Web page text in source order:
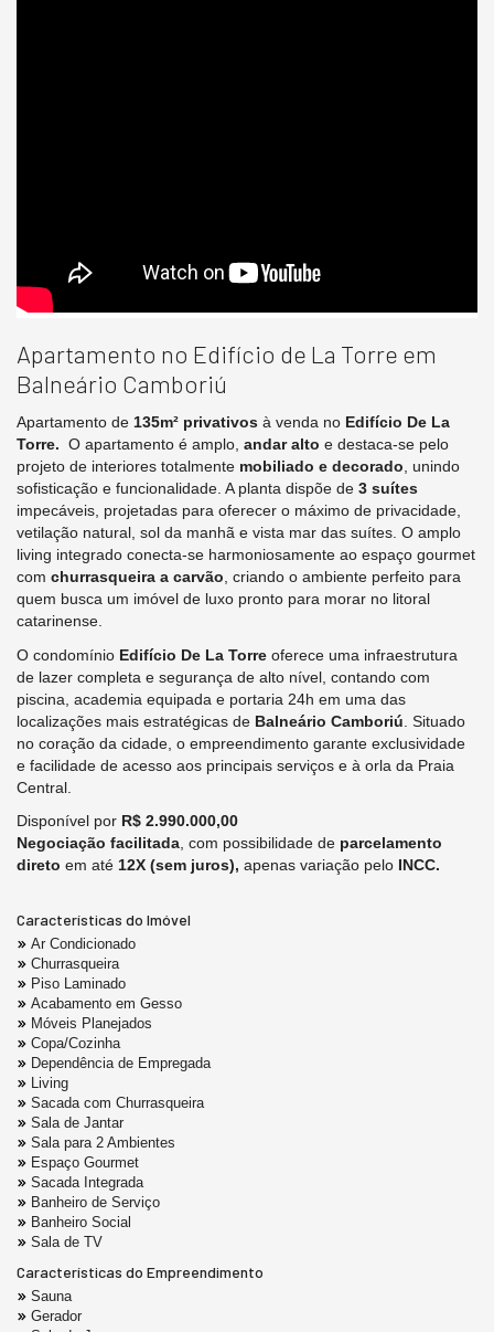
Apartamento no Edifício de La Torre em
Balneário Camboriú
Apartamento de 135m² privativos à venda no Edifício De La
Torre. O apartamento é amplo, andar alto e destaca-se pelo
projeto de interiores totalmente mobiliado e decorado, unindo
sofisticação e funcionalidade. A planta dispõe de 3 suítes
impecáveis, projetadas para oferecer o máximo de privacidade,
vetilação natural, sol da manhã e vista mar das suítes. O amplo
living integrado conecta-se harmoniosamente ao espaço gourmet
com churrasqueira a carvão, criando o ambiente perfeito para
quem busca um imóvel de luxo pronto para morar no litoral
catarinense.
O condomínio Edifício De La Torre oferece uma infraestrutura
de lazer completa e segurança de alto nível, contando com
piscina, academia equipada e portaria 24h em uma das
localizações mais estratégicas de Balneário Camboriú . Situado
no coração da cidade, o empreendimento garante exclusividade
e facilidade de acesso aos principais serviços e à orla da Praia
Central.
Disponível por R$ 2.990.000,00
Negociação facilitada, com possibilidade de parcelamento
direto em até 12X (sem juros), apenas variação pelo INCC.
Características do Imóvel
Ar Condicionado
Churrasqueira
Piso Laminado
Acabamento em Gesso
Móveis Planejados
Copa/Cozinha
Dependência de Empregada
Living
Sacada com Churrasqueira
Sala de Jantar
Sala para 2 Ambientes
Espaço Gourmet
Sacada Integrada
Banheiro de Serviço
Banheiro Social
Sala de TV
Características do Empreendimento
Sauna
Gerador